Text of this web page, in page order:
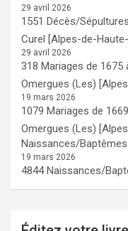
29 avril 2026
1551 Décès/
Curel [Alpes-de-
29 avril 2026
318 Mariages de 1675
Omergues (Les)
19 mars 2026
1079 Mariages de
Omergues (Les)
Naissances/Baptêmes
19 mars 2026
4844 Naissances/